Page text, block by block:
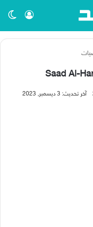
تسجيل
آخر تحديث: 3 ديسمبر, 2023